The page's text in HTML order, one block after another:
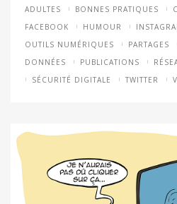
ADULTES BONNES PRATIQUES
FACEBOOK
HUMOUR
OUTILS NUMÉRIQUES
PARTAGES
DONNÉES
PUBLICATIONS
SÉCURITÉ DIGITALE
TWITTER